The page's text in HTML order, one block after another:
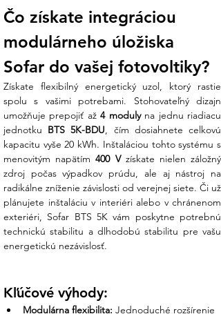
Typ akumulátora
LiFePO4
Menovitá kapacita
modulu
5,12 kWh
kapacita
Menovité napätie
400 V DC
(vysokonapäťový systém)
Pracovná teplota
-10 °C až +50 °C
Stupeň krytia
IP65
Hmotnosť modulu
50 kg
Kompatibilita
Hybridné meniče SOFAR
radu HYD
Záruka
10 rokov
Čo získate nákupom v Ensun?
Z vášho prieskumu vieme, že výber
vám garantujeme odborné zázemie:
Čo získate integráciou
modulárneho úložiska
Sofar do vašej fotovoltiky?
Získate flexibilný energetický uzol, ktorý rastie
spolu s vašimi potrebami. Stohovateľný dizajn
umožňuje prepojiť až 4 moduly na jednu riadiacu
jednotku BTS 5K-BDU, čím dosiahnete celkovú
kapacitu vyše 20 kWh. Inštaláciou tohto systému s
menovitým napätím 400 V získate nielen záložný
zdroj počas výpadkov prúdu, ale aj nástroj na
radikálne zníženie závislosti od verejnej siete. Či už
plánujete inštaláciu v interiéri alebo v chránenom
exteriéri, Sofar BTS 5K vám poskytne potrebnú
technickú stabilitu a dlhodobú stabilitu pre vašu
energetickú nezávislosť.
Kľúčové výhody:
Modulárna flexibilita: Jednoduché rozšírenie